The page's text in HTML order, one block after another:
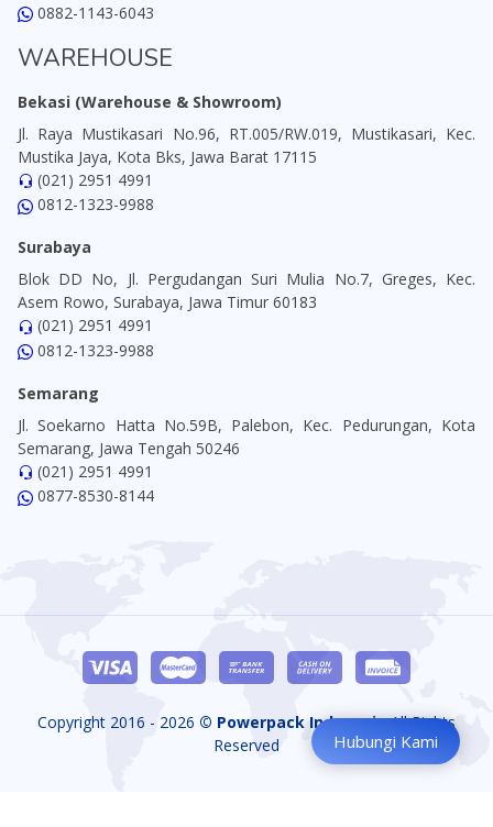
0882-1143-6043
WAREHOUSE
Bekasi (Warehouse & Showroom)
Jl. Raya Mustikasari No.96, RT.005/RW.019, Mustikasari, Kec.
Mustika Jaya, Kota Bks, Jawa Barat 17115
(021) 2951 4991
0812-1323-9988
Surabaya
Blok DD No, Jl. Pergudangan Suri Mulia No.7, Greges, Kec.
Asem Rowo, Surabaya, Jawa Timur 60183
(021) 2951 4991
0812-1323-9988
Semarang
Jl. Soekarno Hatta No.59B, Palebon, Kec. Pedurungan, Kota
Semarang, Jawa Tengah 50246
(021) 2951 4991
0877-8530-8144
Copyright 2016 - 2026 © Powerpack IndonesiaAll Rights
Reserved
Hubungi Kami